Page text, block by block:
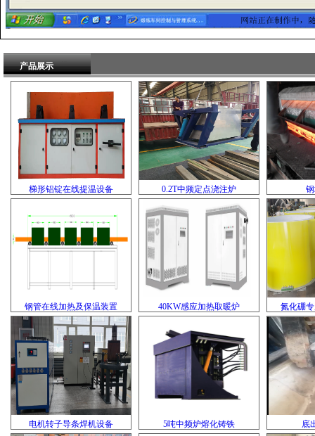
产品展示
梯形铝锭在线提温设备 0.2T中频定点浇注炉
钢管在线加热及保温装置 40KW感应加热取暖炉 氮化硼
电机转子导条焊机设备 5吨中频炉熔化铸铁 底